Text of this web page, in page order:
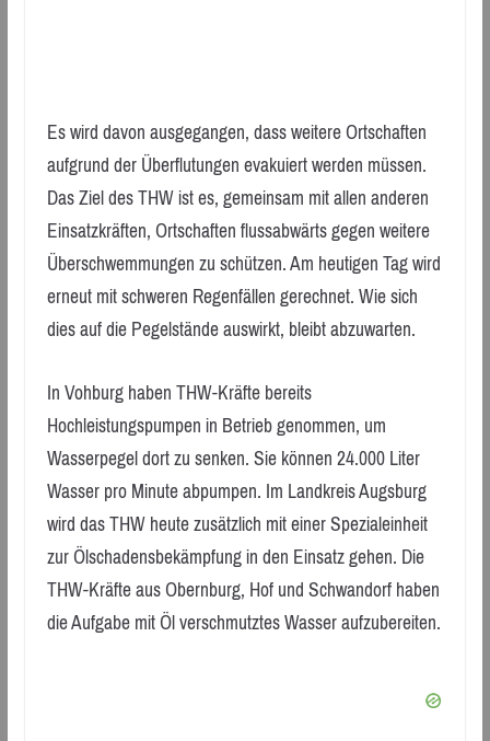
Es wird davon ausgegangen, dass weitere Ortschaften
aufgrund der Überflutungen evakuiert werden müssen.
Das Ziel des THW ist es, gemeinsam mit allen anderen
Einsatzkräften, Ortschaften flussabwärts gegen weitere
Überschwemmungen zu schützen. Am heutigen Tag wird
erneut mit schweren Regenfällen gerechnet. Wie sich
dies auf die Pegelstände auswirkt, bleibt abzuwarten.
In Vohburg haben THW-Kräfte bereits
Hochleistungspumpen in Betrieb genommen, um
Wasserpegel dort zu senken. Sie können 24.000 Liter
Wasser pro Minute abpumpen. Im Landkreis Augsburg
wird das THW heute zusätzlich mit einer Spezialeinheit
zur Ölschadensbekämpfung in den Einsatz gehen. Die
THW-Kräfte aus Obernburg, Hof und Schwandorf haben
die Aufgabe mit Öl verschmutztes Wasser aufzubereiten.